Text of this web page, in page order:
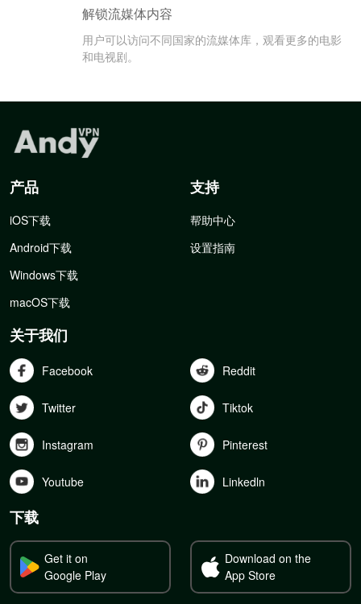
解锁流媒体内容
用户可以访问不同国家的流媒体库，观看更多的电影
和电视剧。
产品
iOS下载
Android下载
Windows下载
macOS下载
支持
帮助中心
设置指南
关于我们
Facebook Reddit
Twitter Tiktok
Instagram Pinterest
Youtube Linkedln
下载
Get it on
Google Play
Download on the
App Store